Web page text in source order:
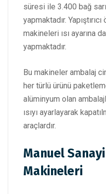
süresi ile 3.400 bağ
yapmaktadır.
makineleri ısı ayarına
yapmaktadır.
Bu makineler ambalaj
her türlü ürünü
alüminyum olan
ısıyı ayarlayarak
araçlardır.
Manuel
Makineleri